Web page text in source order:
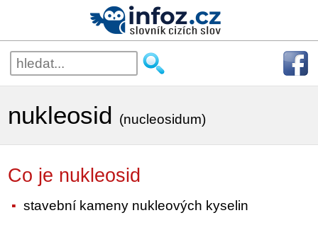
nukleosid (nucleosidum)
Co je nukleosid
stavební kameny nukleových kyselin